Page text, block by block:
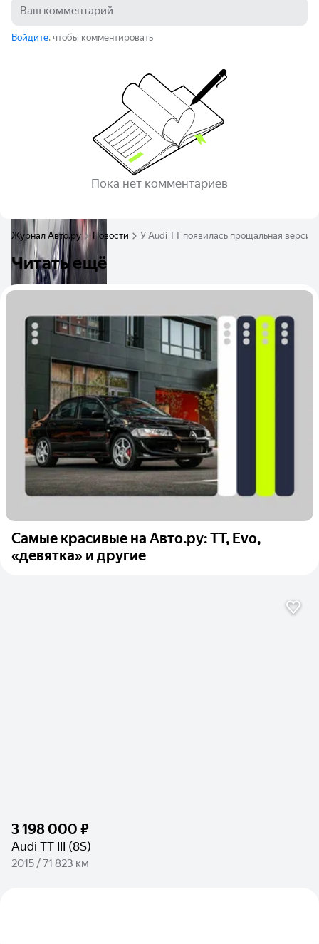
Войдите, чтобы комментировать
Пока нет комментариев
Журнал Авто.ру Новости У Audi TT появилась прощальная версия
Читать ещё
Самые красивые на Авто.ру: TT, Evo,
«девятка» и другие
3 198 000 ₽
Audi TT III (8S)
2015 / 71 823 км